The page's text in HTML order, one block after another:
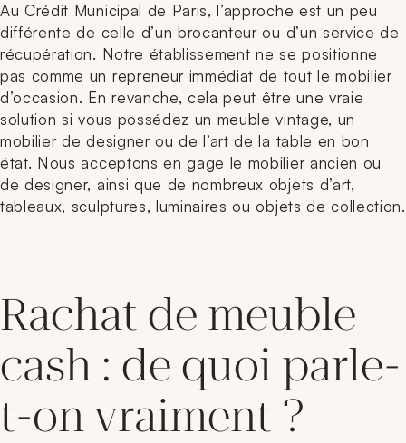
Au Crédit Municipal de Paris, l’approche est un peu
différente de celle d’un brocanteur ou d’un service de
récupération. Notre établissement ne se positionne
pas comme un repreneur immédiat de tout le mobilier
d’occasion. En revanche, cela peut être une vraie
solution si vous possédez un meuble vintage, un
mobilier de designer ou de l’art de la table en bon
état. Nous acceptons en gage le mobilier ancien ou
de designer, ainsi que de nombreux objets d’art,
tableaux, sculptures, luminaires ou objets de collection.
Rachat de meuble
cash : de quoi parle-
t-on vraiment ?